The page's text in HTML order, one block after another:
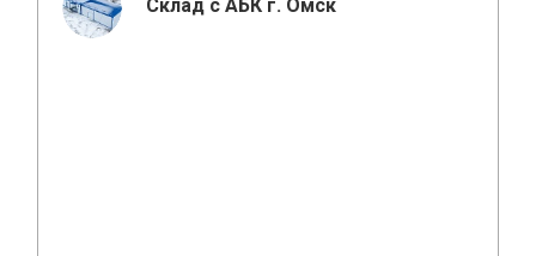
Склад с АБК г. Омск